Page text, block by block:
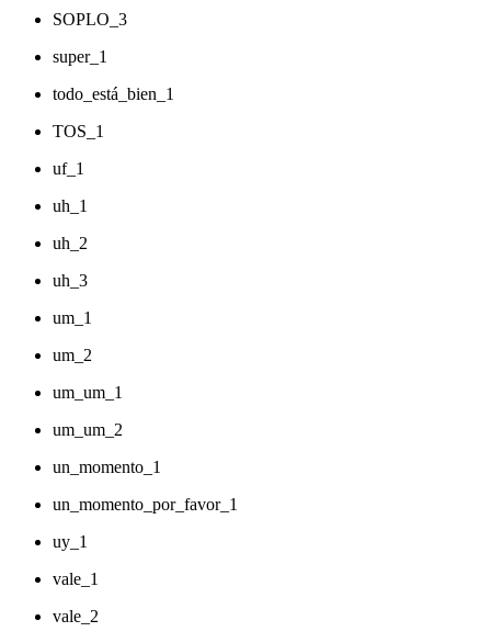
SOPLO_3
super_1
todo_está_bien_1
TOS_1
uf_1
uh_1
uh_2
uh_3
um_1
um_2
um_um_1
um_um_2
un_momento_1
un_momento_por_favor_1
uy_1
vale_1
vale_2